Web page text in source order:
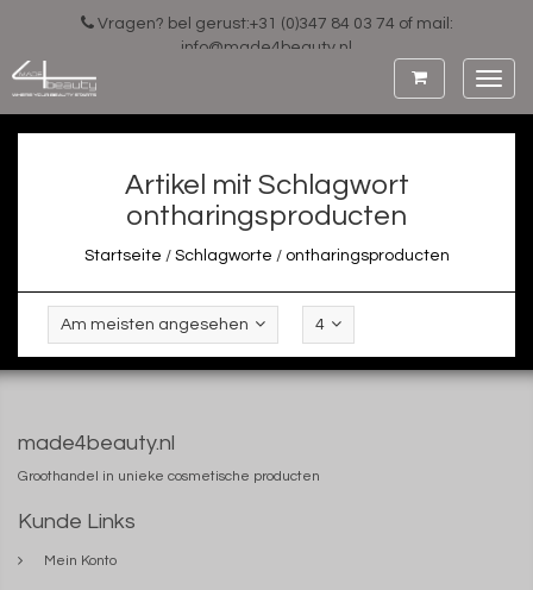
Vragen? bel gerust:+31 (0)347 84 03 74 of mail:
info@made4beauty.nl
Artikel mit Schlagwort
ontharingsproducten
Startseite / Schlagworte / ontharingsproducten
Am meisten angesehen 4
made4beauty.nl
Groothandel in unieke cosmetische producten
Kunde Links
Mein Konto